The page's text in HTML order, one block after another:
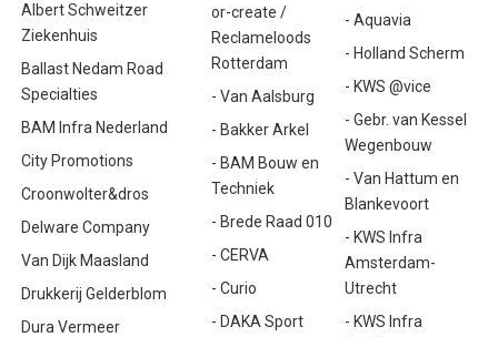
Albert Schweitzer
Ziekenhuis
Ballast Nedam Road
Specialties
BAM Infra Nederland
City Promotions
Croonwolter&dros
Delware Company
Van Dijk Maasland
Drukkerij Gelderblom
Dura Vermeer
or-create /
Reclameloods
Rotterdam
- Van Aalsburg
- Bakker Arkel
- BAM Bouw en
Techniek
- Brede Raad 010
- CERVA
- Curio
- DAKA Sport
- Aquavia
- Holland Scherm
- KWS @vice
- Gebr. van Kessel
Wegenbouw
- Van Hattum en
Blankevoort
- KWS Infra
Amsterdam-
Utrecht
- KWS Infra